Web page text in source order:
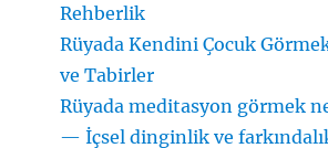
Rehberlik
Rüyada Kendini Çocuk
ve Tabirler
Rüyada meditasyon görmek
— İçsel dinginlik ve